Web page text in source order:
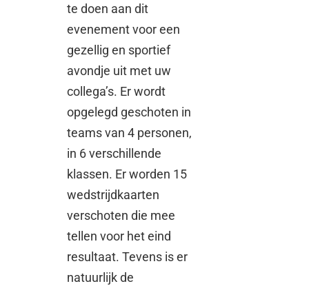
te doen aan dit
evenement voor een
gezellig en sportief
avondje uit met uw
collega’s. Er wordt
opgelegd geschoten in
teams van 4 personen,
in 6 verschillende
klassen. Er worden 15
wedstrijdkaarten
verschoten die mee
tellen voor het eind
resultaat. Tevens is er
natuurlijk de